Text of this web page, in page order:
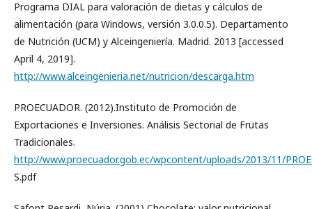
Programa DIAL para valoración de dietas y cálculos de
alimentación (para Windows, versión 3.0.0.5). Departamento
de Nutrición (UCM) y Alceingeniería. Madrid. 2013 [accessed
April 4, 2019].
http://www.alceingenieria.net/nutricion/descarga.htm
PROECUADOR. (2012).Instituto de Promoción de
Exportaciones e Inversiones. Análisis Sectorial de Frutas
Tradicionales.
http://www.proecuador.gob.ec/wpcontent/uploads/2013/11/
S.pdf